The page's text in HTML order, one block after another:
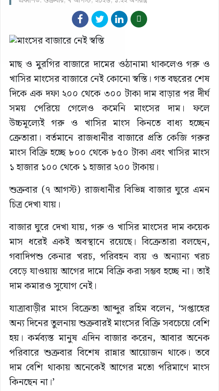
মাছ ও মুরগির বাজারে দামের ওঠানামা থাকলেও গরু ও
খাসির মাংসের বাজারে নেই কোনো স্বস্তি। গত বছরের শেষ
দিকে এক দফা ২০০ থেকে ৩০০ টাকা দাম বাড়ার পর দীর্ঘ
সময় পেরিয়ে গেলেও কমেনি মাংসের দাম। ফলে
উচ্চমূল্যেই গরু ও খাসির মাংস কিনতে বাধ্য হচ্ছেন
ক্রেতারা। বর্তমানে রাজধানীর বাজারে প্রতি কেজি গরুর
মাংস বিক্রি হচ্ছে ৮০০ থেকে ৮৫০ টাকা এবং খাসির মাংস
১ হাজার ১০০ থেকে ১ হাজার ২০০ টাকায়।
শুক্রবার (৭ আগস্ট) রাজধানীর বিভিন্ন বাজার ঘুরে এমন
চিত্র দেখা যায়।
বাজার ঘুরে দেখা যায়, গরু ও খাসির মাংসের দাম কয়েক
মাস ধরেই একই অবস্থানে রয়েছে। বিক্রেতারা বলছেন,
গবাদিপশু কেনার খরচ, পরিবহন ব্যয় ও অন্যান্য খরচ
বেড়ে যাওয়ায় আগের দামে বিক্রি করা সম্ভব হচ্ছে না। তাই
দাম কমারও সুযোগ নেই।
যাত্রাবাড়ীর মাংস বিক্রেতা আব্দুর রহিম বলেন, ‘সপ্তাহের
অন্য দিনের তুলনায় শুক্রবারই মাংসের বিক্রি সবচেয়ে বেশি
হয়। কর্মব্যস্ত মানুষ এদিন বাজার করেন, আবার অনেক
পরিবারে শুক্রবার বিশেষ রান্নার আয়োজন থাকে। তবে
দাম বেশি থাকায় অনেকেই আগের মতো পরিমাণে মাংস
কিনছেন না।’